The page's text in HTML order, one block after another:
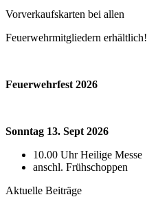
Vorverkaufskarten bei allen
Feuerwehrmitgliedern erhältlich!
Feuerwehrfest 2026
Sonntag 13. Sept 2026
10.00 Uhr Heilige Messe
anschl. Frühschoppen
Aktuelle Beiträge